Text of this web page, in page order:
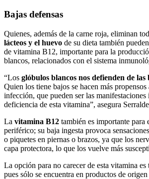
Bajas defensas
Quienes, además de la carne roja, eliminan
lácteos y el huevo de su dieta también
de vitamina B12, importante para la
blancos, relacionados con el sistema
“Los glóbulos blancos nos defienden de
Quien los tiene bajos se hacen más
infección, que pueden ser las manifestaciones
deficiencia de esta vitamina”, asegura
La vitamina B12 también es importante para
periférico; su baja ingesta provoca
o piquetes en piernas o brazos, ya que los
capa protectora, lo que los vuelve más
La opción para no carecer de esta vitamina es
pues sólo se encuentra en productos de